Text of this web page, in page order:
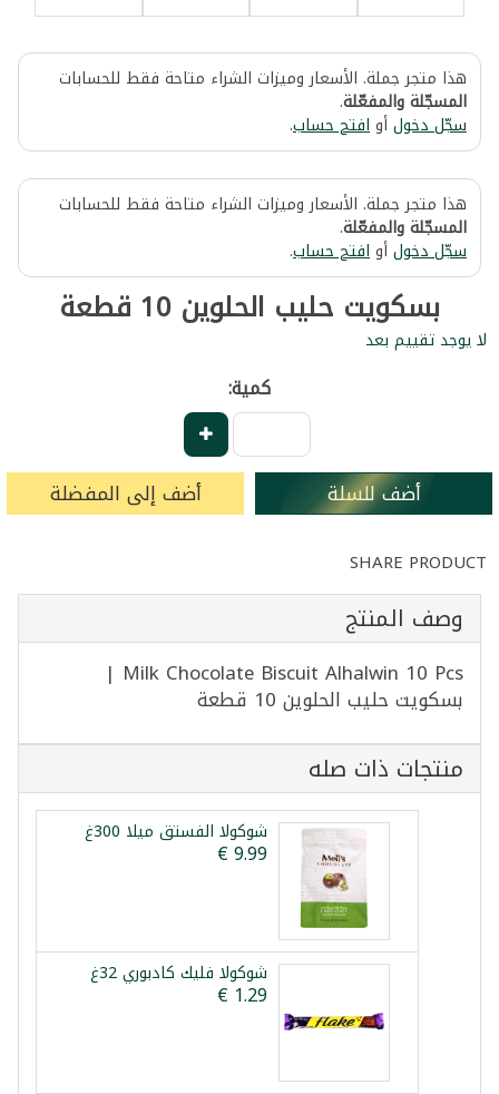
هذا متجر جملة. الأسعار وميزات الشراء متاحة فقط للحسابات
المسجّلة والمفعّلة.
سجّل دخولأوافتح حساب.
هذا متجر جملة. الأسعار وميزات الشراء متاحة فقط للحسابات
المسجّلة والمفعّلة.
سجّل دخولأوافتح حساب.
بسكويت حليب الحلوين 10 قطعة
لا يوجد تقييم بعد
كمية:
أضف للسلة أضف إلى المفضلة
SHARE PRODUCT
وصف المنتج
Milk Chocolate Biscuit Alhalwin 10 Pcs |
بسكويت حليب الحلوين 10 قطعة
منتجات ذات صله
شوكولا الفستق ميلا 300غ
شوكولا فليك كادبوري 32غ